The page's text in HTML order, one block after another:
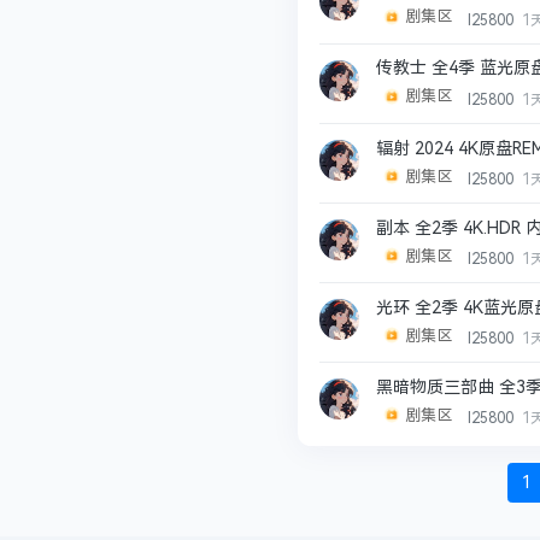
剧集区 l25800 1
传教士 全4季 蓝光原
剧集区
l25800 1
辐射 2024 4K原盘
剧集区
l25800 1
副本 全2季 4K.HDR
剧集区
l25800 1
光环 全2季 4K蓝光原
剧集区
l25800 1
黑暗物质三部曲 全3
剧集区
l25800 1
1